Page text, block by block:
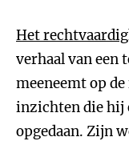
Het
verhaal van een
meeneemt op
inzichten die hij
opgedaan. Zijn